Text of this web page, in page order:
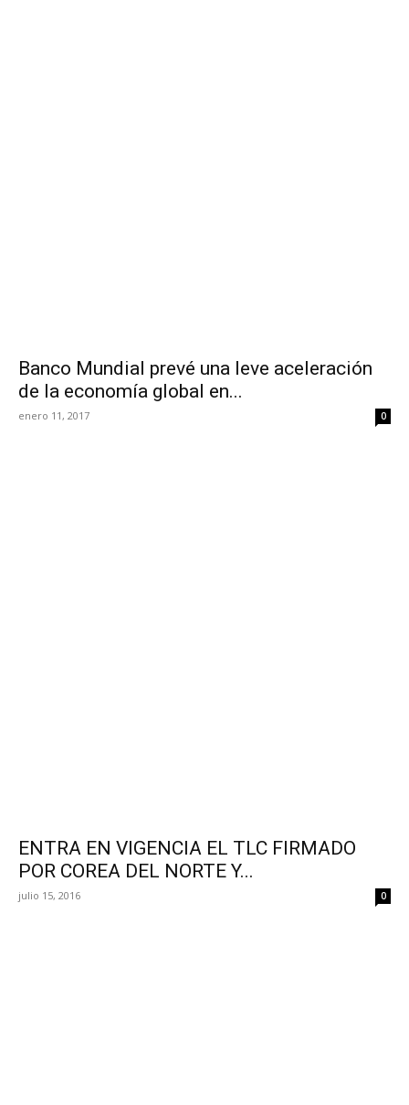
Banco Mundial prevé una leve aceleración
de la economía global en...
enero 11, 2017 0
ENTRA EN VIGENCIA EL TLC FIRMADO
POR COREA DEL NORTE Y...
julio 15, 2016 0